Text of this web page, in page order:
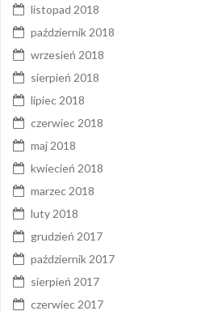
listopad 2018
październik 2018
wrzesień 2018
sierpień 2018
lipiec 2018
czerwiec 2018
maj 2018
kwiecień 2018
marzec 2018
luty 2018
grudzień 2017
październik 2017
sierpień 2017
czerwiec 2017